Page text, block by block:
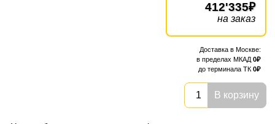
412'335
на заказ
0
0
В корзину